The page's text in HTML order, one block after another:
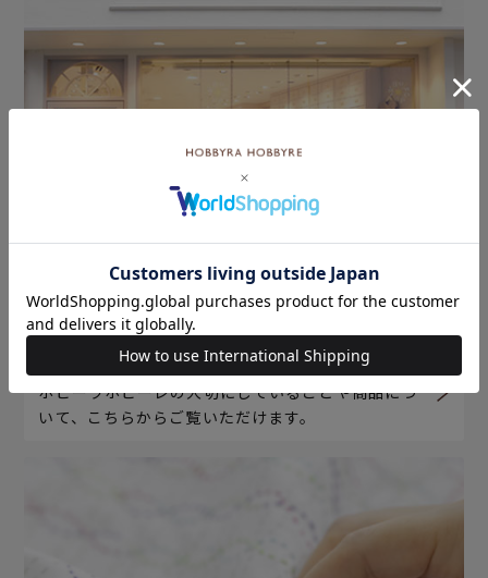
ホビーラホビーレについて
ホビーラホビーレの大切にしていることや商品につ
いて、こちらからご覧いただけます。